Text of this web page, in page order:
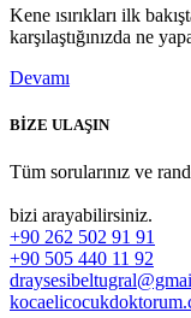
Kene ısırıkları ilk
karşılaştığınızda ne
Devamı
BİZE ULAŞIN
Tüm sorularınız ve
bizi arayabilirsiniz.
+90 262 502 91 91
+90 505 440 11 92